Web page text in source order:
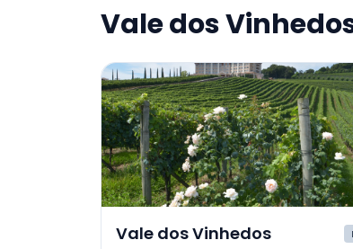
Vale dos
Vale dos Vinhedos